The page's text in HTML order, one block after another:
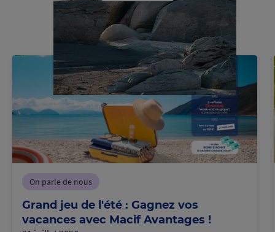
On parle de nous
Grand jeu de l'été : Gagnez vos
vacances avec Macif Avantages !